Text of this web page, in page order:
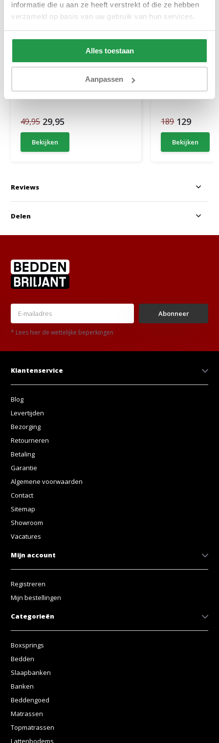
informatie die u aan ze heeft verstrekt of die ze hebben
verzameld op basis van uw gebruik van hun services.
Alles toestaan
Aanpassen
Eazy Dekbed - Overtrek en
dekbed in 1 - Dark Blue
1 tot 2 werkdagen
49,95 29,95
Bekijken
cm - Stel zelf
1 tot 2
189 129
Bekijken
Reviews
Delen
Abonneer
* Lees hier de wettelijke beperkingen
Klantenservice
Blog
Levertijden
Bezorging
Retourneren
Betaling
Garantie
Algemene voorwaarden
Contact
Sitemap
Showroom
Vacatures
Mijn account
Registreren
Mijn bestellingen
Categorieën
Boxsprings
Bedden
Slaapbanken
Banken
Beddengoed
Matrassen
Topmatrassen
Lattenbodems